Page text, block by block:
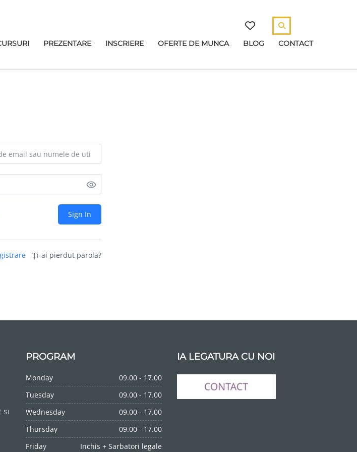
PREZENTARE INSCRIERE OFERTE DE MUNCA BLOG CONTACT
Sign In
Ți-ai pierdut parola?
SI
PROGRAM
Monday
09.00 - 17.00
Tuesday
09.00 - 17.00
Wednesday
09.00 - 17.00
Thursday
09.00 - 17.00
Friday
Inchis + Sarbatori legale
IA LEGATURA CU NOI